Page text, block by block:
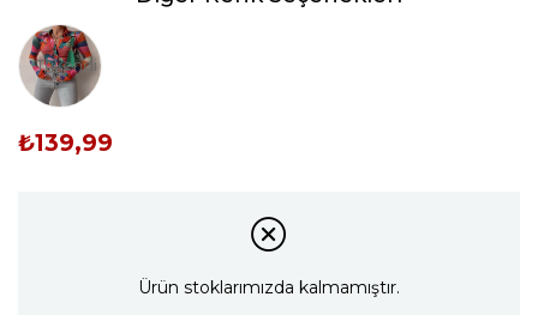
Tükendi
₺139,99
Ürün stoklarımızda kalmamıştır.